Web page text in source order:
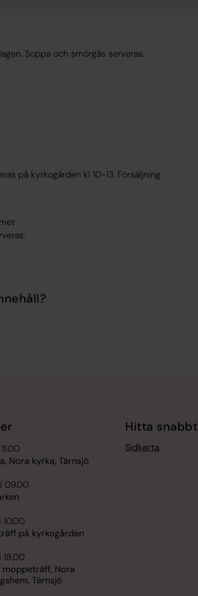
Soppa och smörgås serveras.
på kyrkogården kl 10-13. Försäljning
Nora kyrka, Tärnsjö
09.00
10.00
på kyrkogården
18.00
Nora
Tärnsjö
Hitta snabbt
Sidkarta